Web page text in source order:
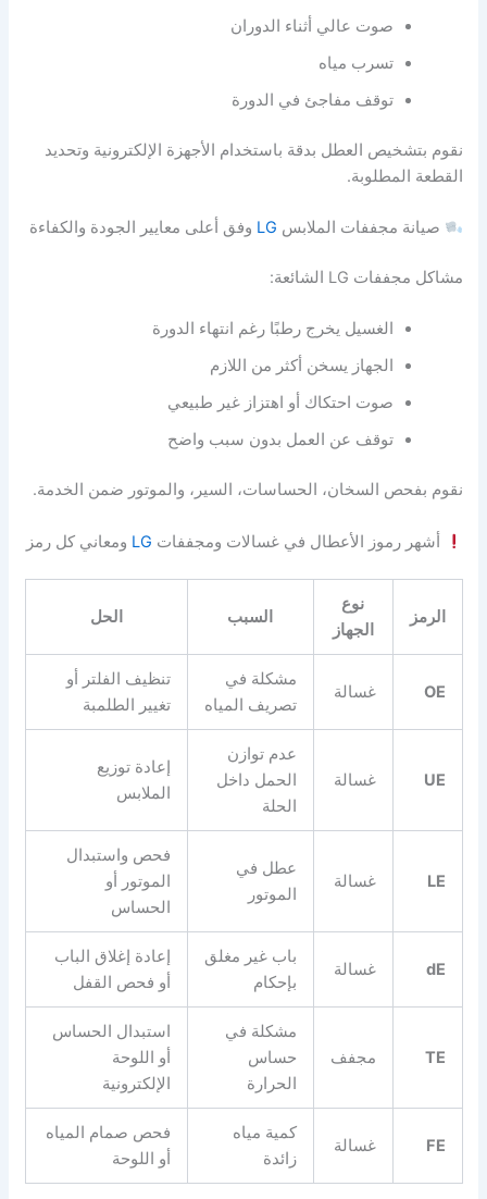
صوت عالي أثناء الدوران
تسرب مياه
توقف مفاجئ في الدورة
نقوم بتشخيص العطل بدقة باستخدام الأجهزة الإلكترونية وتحديد
القطعة المطلوبة.
صيانة مجففات الملابس LG وفق أعلى معايير الجودة والكفاءة
مشاكل مجففات LG الشائعة:
الغسيل يخرج رطبًا رغم انتهاء الدورة
الجهاز يسخن أكثر من اللازم
صوت احتكاك أو اهتزاز غير طبيعي
توقف عن العمل بدون سبب واضح
نقوم بفحص السخان، الحساسات، السير، والموتور ضمن الخدمة.
أشهر رموز الأعطال في غسالات ومجففات LG ومعاني كل رمز
الرمز
نوع
الجهاز
السبب الحل
OE غسالة
مشكلة في
تصريف المياه
تنظيف الفلتر أو
تغيير الطلمبة
UE غسالة
عدم توازن
الحمل داخل
الحلة
إعادة توزيع
الملابس
LE غسالة
عطل في
الموتور
فحص واستبدال
الموتور أو
الحساس
dE غسالة
باب غير مغلق
بإحكام
إعادة إغلاق الباب
أو فحص القفل
TE مجفف
مشكلة في
حساس
الحرارة
استبدال الحساس
أو اللوحة
الإلكترونية
FE غسالة
كمية مياه
زائدة
فحص صمام المياه
أو اللوحة